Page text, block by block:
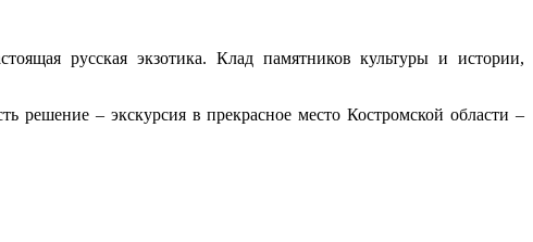
русская экзотика. Клад памятников культуры и истории,
решение – экскурсия в прекрасное место Костромской области –